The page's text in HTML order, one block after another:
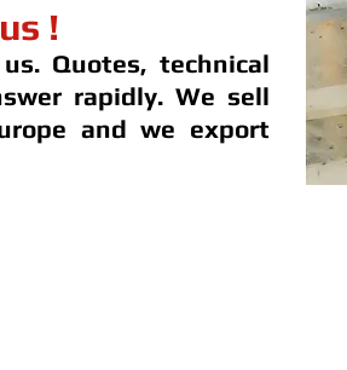
!
Quotes, technical
rapidly. We sell
and we export